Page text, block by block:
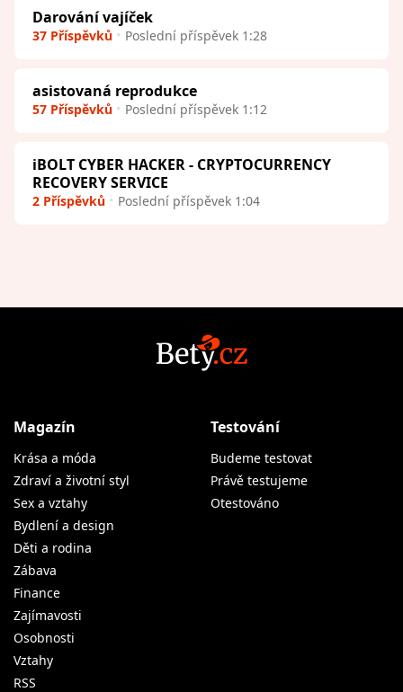
Darování vajíček
37 Příspěvků Poslední příspěvek 1:28
asistovaná reprodukce
57 Příspěvků Poslední příspěvek 1:12
iBOLT CYBER HACKER - CRYPTOCURRENCY
RECOVERY SERVICE
2 Příspěvků Poslední příspěvek 1:04
Magazín
Krása a móda
Zdraví a životní styl
Sex a vztahy
Bydlení a design
Děti a rodina
Zábava
Finance
Zajímavosti
Osobnosti
Vztahy
RSS
Testování
Budeme testovat
Právě testujeme
Otestováno